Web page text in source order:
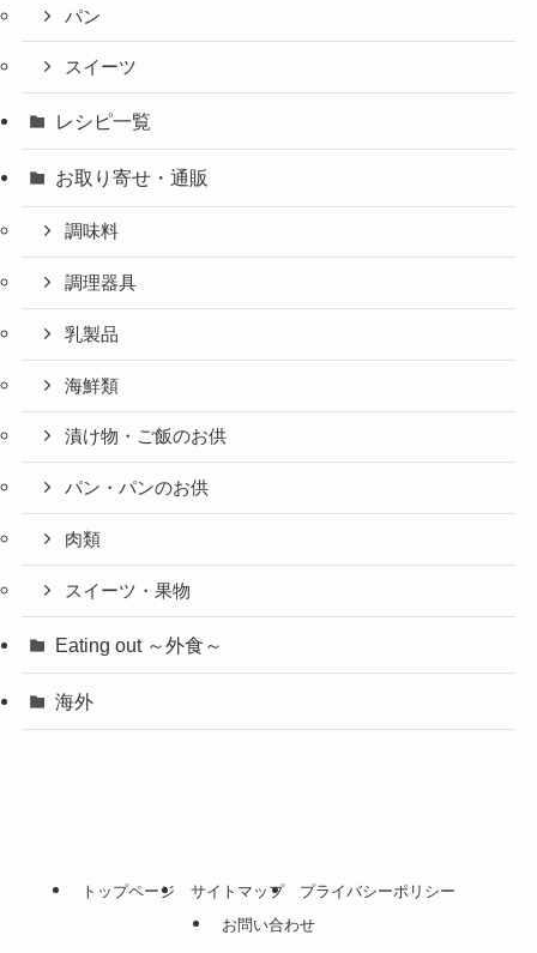
パン
スイーツ
レシピ一覧
お取り寄せ・通販
調味料
調理器具
乳製品
海鮮類
漬け物・ご飯のお供
パン・パンのお供
肉類
スイーツ・果物
Eating out ～外食～
海外
トップページ サイトマップ
プライバシーポリシー
お問い合わせ